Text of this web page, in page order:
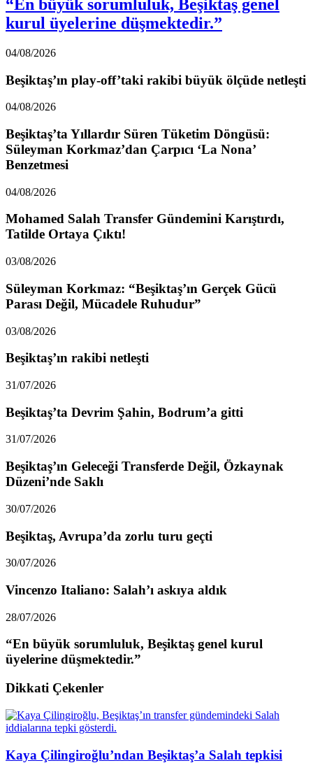
“En büyük sorumluluk, Beşiktaş genel
kurul üyelerine düşmektedir.”
04/08/2026
Beşiktaş’ın play-off’taki rakibi büyük ölçüde netleşti
04/08/2026
Beşiktaş’ta Yıllardır Süren Tüketim Döngüsü:
Süleyman Korkmaz’dan Çarpıcı ‘La Nona’
Benzetmesi
04/08/2026
Mohamed Salah Transfer Gündemini Karıştırdı,
Tatilde Ortaya Çıktı!
03/08/2026
Süleyman Korkmaz: “Beşiktaş’ın Gerçek Gücü
Parası Değil, Mücadele Ruhudur”
03/08/2026
Beşiktaş’ın rakibi netleşti
31/07/2026
Beşiktaş’ta Devrim Şahin, Bodrum’a gitti
31/07/2026
Beşiktaş’ın Geleceği Transferde Değil, Özkaynak
Düzeni’nde Saklı
30/07/2026
Beşiktaş, Avrupa’da zorlu turu geçti
30/07/2026
Vincenzo Italiano: Salah’ı askıya aldık
28/07/2026
“En büyük sorumluluk, Beşiktaş genel kurul
üyelerine düşmektedir.”
Dikkati Çekenler
Kaya Çilingiroğlu’ndan Beşiktaş’a Salah tepkisi